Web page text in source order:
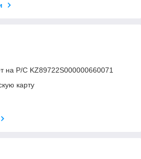
на Р/С KZ89722S000000660071
карту